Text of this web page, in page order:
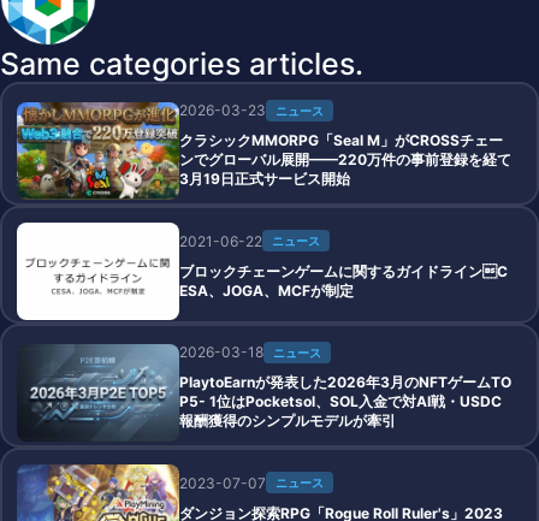
Same categories articles.
2026-03-23 ニュース
クラシックMMORPG「Seal M」がCROSSチェー
ンでグローバル展開——220万件の事前登録を経て
3月19日正式サービス開始
2021-06-22 ニュース
ブロックチェーンゲームに関するガイドラインC
ESA、JOGA、MCFが制定
2026-03-18 ニュース
PlaytoEarnが発表した2026年3月のNFTゲームTO
P5- 1位はPocketsol、SOL入金で対AI戦・USDC
報酬獲得のシンプルモデルが牽引
2023-07-07 ニュース
ダンジョン探索RPG「Rogue Roll Ruler's」2023